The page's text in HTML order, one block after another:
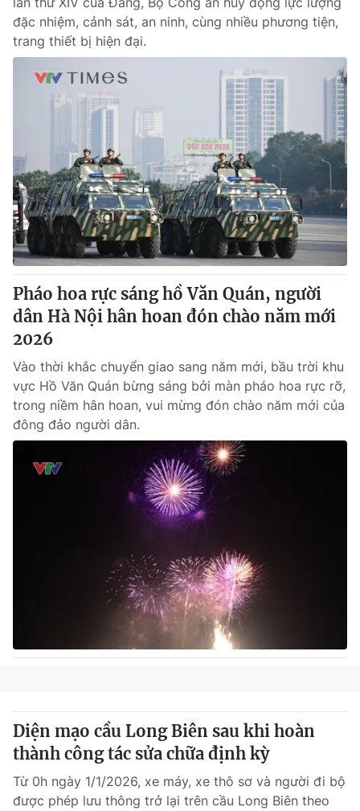
đặc nhiệm, cảnh sát, an ninh, cùng nhiều phương tiện,
trang thiết bị hiện đại.
Pháo hoa rực sáng hồ Văn Quán, người
dân Hà Nội hân hoan đón chào năm mới
2026
Vào thời khắc chuyển giao sang năm mới, bầu trời khu
vực Hồ Văn Quán bừng sáng bởi màn pháo hoa rực rỡ,
trong niềm hân hoan, vui mừng đón chào năm mới của
đông đảo người dân.
Diện mạo cầu Long Biên sau khi hoàn
thành công tác sửa chữa định kỳ
Từ 0h ngày 1/1/2026, xe máy, xe thô sơ và người đi bộ
được phép lưu thông trở lại trên cầu Long Biên theo